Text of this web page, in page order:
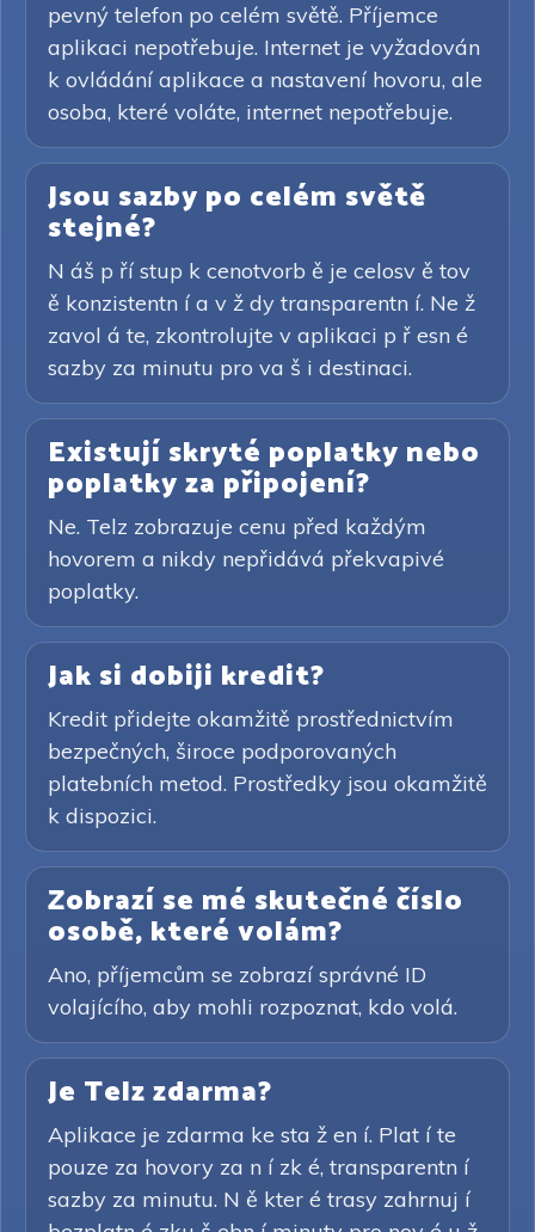
pevný telefon po celém světě. Příjemce
aplikaci nepotřebuje. Internet je vyžadován
k ovládání aplikace a nastavení hovoru, ale
osoba, které voláte, internet nepotřebuje.
Jsou sazby po celém světě
stejné?
N áš p ří stup k cenotvorb ě je celosv ě tov
ě konzistentn í a v ž dy transparentn í. Ne ž
zavol á te, zkontrolujte v aplikaci p ř esn é
sazby za minutu pro va š i destinaci.
Existují skryté poplatky nebo
poplatky za připojení?
Ne. Telz zobrazuje cenu před každým
hovorem a nikdy nepřidává překvapivé
poplatky.
Jak si dobiji kredit?
Kredit přidejte okamžitě prostřednictvím
bezpečných, široce podporovaných
platebních metod. Prostředky jsou okamžitě
k dispozici.
Zobrazí se mé skutečné číslo
osobě, které volám?
Ano, příjemcům se zobrazí správné ID
volajícího, aby mohli rozpoznat, kdo volá.
Je Telz zdarma?
Aplikace je zdarma ke sta ž en í. Plat í te
pouze za hovory za n í zk é, transparentn í
sazby za minutu. N ě kter é trasy zahrnuj í